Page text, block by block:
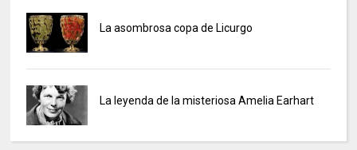
La asombrosa copa de Licurgo
La leyenda de la misteriosa Amelia Earhart